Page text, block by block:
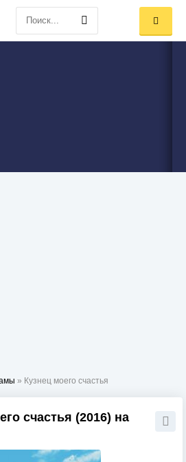
» Кузнец моего счастья
счастья (2016) на